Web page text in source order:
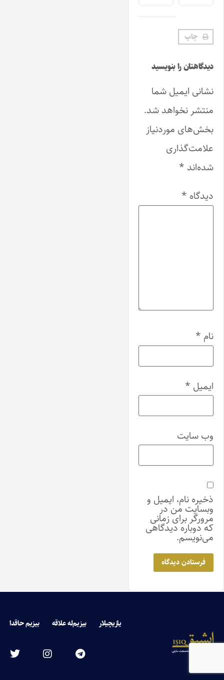
چاپ
دیدگاهتان را بنویسید
نشانی ایمیل شما
منتشر نخواهد شد.
بخش‌های موردنیاز
علامت‌گذاری
شده‌اند *
دیدگاه *
نام *
ایمیل *
وب‌ سایت
ذخیره نام، ایمیل و
وبسایت من در
مرورگر برای زمانی
که دوباره دیدگاهی
می‌نویسم.
یازیچیلار بیزیم‌له علاقه بیزیم حاقدا